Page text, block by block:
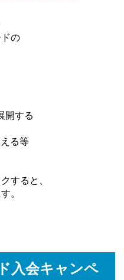
の
開する
る等
すると、
。
入会キャンペ